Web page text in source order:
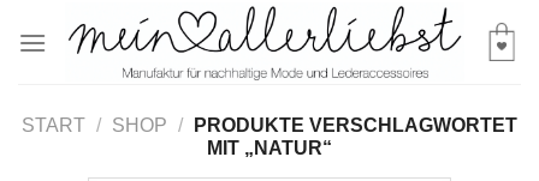
START / SHOP /
PRODUKTE VERSCHLAGWORTET
MIT „NATUR“